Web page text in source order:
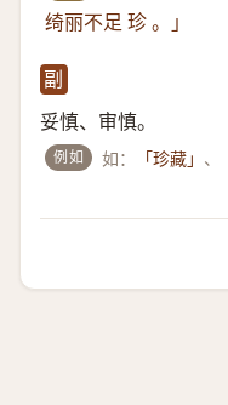
绮丽不足 珍 。」
副
妥慎、审慎。
例如 如： 「珍藏」 、